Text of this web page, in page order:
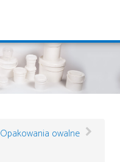
Opakowania owalne